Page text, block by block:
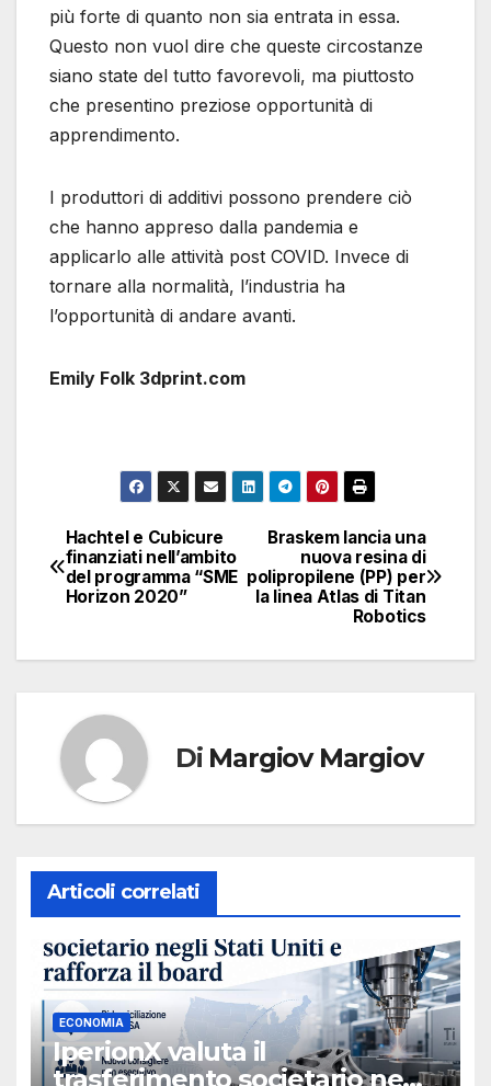
più forte di quanto non sia entrata in essa.
Questo non vuol dire che queste circostanze
siano state del tutto favorevoli, ma piuttosto
che presentino preziose opportunità di
apprendimento.
I produttori di additivi possono prendere ciò
che hanno appreso dalla pandemia e
applicarlo alle attività post COVID. Invece di
tornare alla normalità, l’industria ha
l’opportunità di andare avanti.
Emily Folk 3dprint.com
Navigazione
articoli
Braskem lancia una
nuova resina di
polipropilene (PP) per
la linea Atlas di Titan
Robotics
Hachtel e Cubicure
finanziati nell’ambito
del programma “SME
Horizon 2020”
Di Margiov Margiov
Articoli correlati
ECONOMIA
IperionX valuta il
trasferimento societario negli